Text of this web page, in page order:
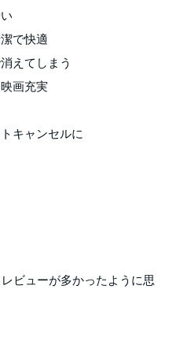
で快適
えてしまう
画充実
キャンセルに
ビューが多かったように思